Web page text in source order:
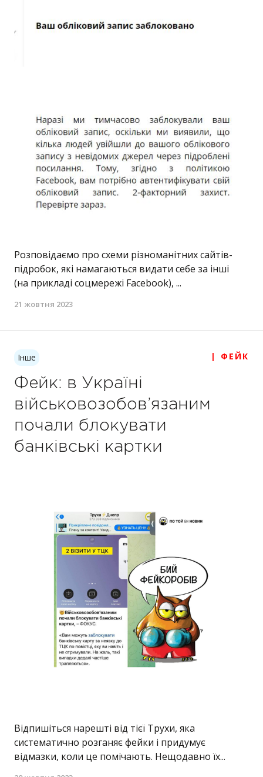
Розповідаємо про схеми різноманітних сайтів-
підробок, які намагаються видати себе за інші
(на прикладі соцмережі Facebook), ...
21 жовтня 2023
Інше | ФЕЙК
Фейк: в Україні
військовозобов’язаним
почали блокувати
банківські картки
Відпишіться нарешті від тієї Трухи, яка
систематично розганяє фейки і придумує
відмазки, коли це помічають. Нещодавно їх...